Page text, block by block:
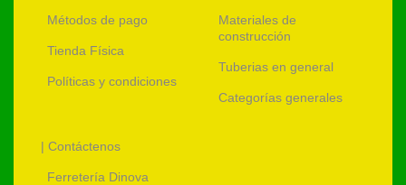
Métodos de pago
Tienda Física
Políticas y condiciones
Materiales de
construcción
Tuberias en general
Categorías generales
| Contáctenos
Ferretería Dinova